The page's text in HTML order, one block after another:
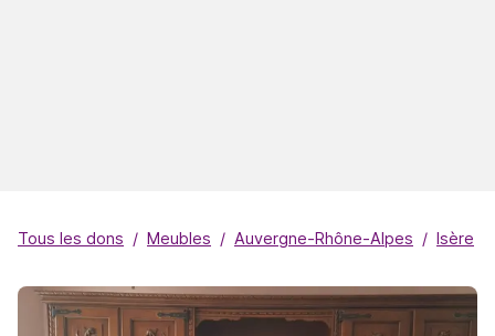
Tous les dons Meubles Auvergne-Rhône-Alpes Isère